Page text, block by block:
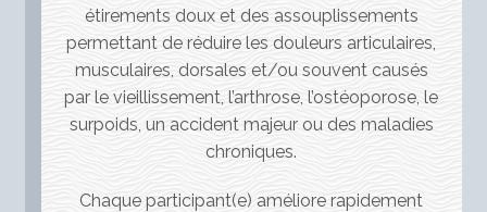
étirements doux et des assouplissements
permettant de réduire les douleurs articulaires,
musculaires, dorsales et/ou souvent causés
par le vieillissement, l’arthrose, l’ostéoporose, le
surpoids, un accident majeur ou des maladies
chroniques.
Chaque participant(e) améliore rapidement